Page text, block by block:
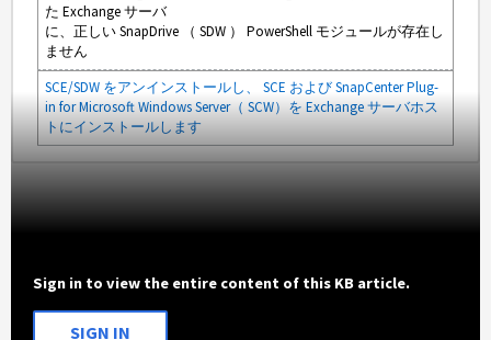
た Exchange サーバ
に、正しい SnapDrive （ SDW ） PowerShell モジュールが存在し
ません
SCE/SDW をアンインストールし、 SCE および SnapCenter Plug-
in for Microsoft Windows Server（ SCW）を Exchange サーバホス
トにインストールします
Sign in to view the entire content of this KB article.
SIGN IN